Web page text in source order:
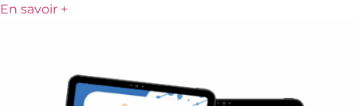
En savoir +